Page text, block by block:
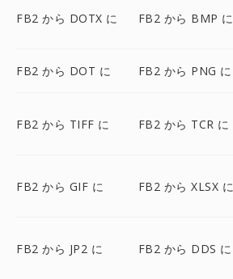
FB2 から DOTX に FB2 から BMP に
FB2 から DOT に FB2 から PNG に
FB2 から TIFF に FB2 から TCR に
FB2 から GIF に FB2 から XLSX に
FB2 から JP2 に FB2 から DDS に